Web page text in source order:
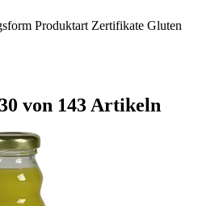
Produktart Zertifikate Gluten
von 143 Artikeln